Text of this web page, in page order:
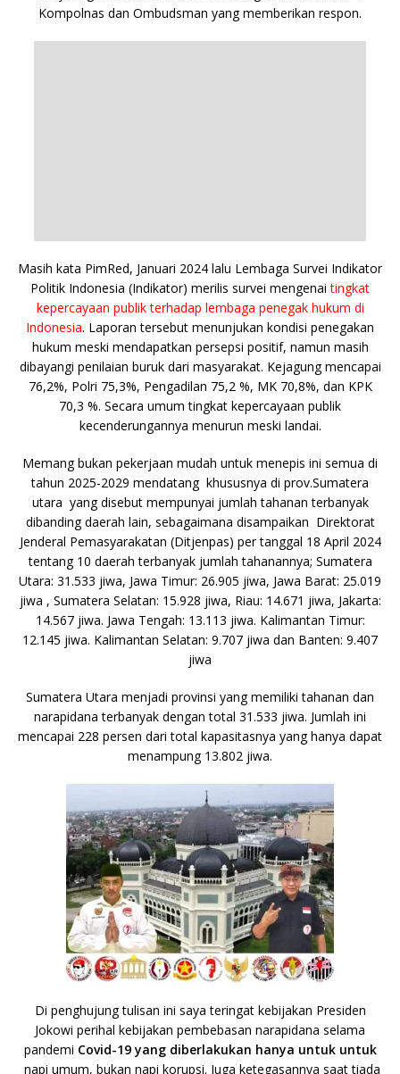
Kompolnas dan Ombudsman yang memberikan respon.
Masih kata PimRed, Januari 2024 lalu Lembaga Survei Indikator
Politik Indonesia (Indikator) merilis survei mengenaitingkat
kepercayaan publik terhadap lembaga penegak hukum di
Indonesia. Laporan tersebut menunjukan kondisi penegakan
hukum meski mendapatkan persepsi positif, namun masih
dibayangi penilaian buruk dari masyarakat. Kejagung mencapai
76,2%, Polri 75,3%, Pengadilan 75,2 %, MK 70,8%, dan KPK
70,3 %. Secara umum tingkat kepercayaan publik
kecenderungannya menurun meski landai.
Memang bukan pekerjaan mudah untuk menepis ini semua di
tahun 2025-2029 mendatang khususnya di prov.Sumatera
utara yang disebut mempunyai jumlah tahanan terbanyak
dibanding daerah lain, sebagaimana disampaikan Direktorat
Jenderal Pemasyarakatan (Ditjenpas) per tanggal 18 April 2024
tentang 10 daerah terbanyak jumlah tahanannya; Sumatera
Utara: 31.533 jiwa, Jawa Timur: 26.905 jiwa, Jawa Barat: 25.019
jiwa , Sumatera Selatan: 15.928 jiwa, Riau: 14.671 jiwa, Jakarta:
14.567 jiwa. Jawa Tengah: 13.113 jiwa. Kalimantan Timur:
12.145 jiwa. Kalimantan Selatan: 9.707 jiwa dan Banten: 9.407
jiwa
Sumatera Utara menjadi provinsi yang memiliki tahanan dan
narapidana terbanyak dengan total 31.533 jiwa. Jumlah ini
mencapai 228 persen dari total kapasitasnya yang hanya dapat
menampung 13.802 jiwa.
Di penghujung tulisan ini saya teringat kebijakan Presiden
Jokowi perihal kebijakan pembebasan narapidana selama
pandemi Covid-19 yang diberlakukan hanya untuk untuk
napi umum, bukan napi korupsi. Juga ketegasannya saat tiada